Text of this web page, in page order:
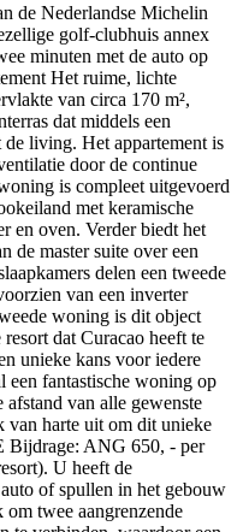
de Nederlandse Michelin
golf-clubhuis annex
minuten met de auto op
Het ruime, lichte
van circa 170 m²,
dat middels een
living. Het appartement is
door de continue
is compleet uitgevoerd
met keramische
en oven. Verder biedt het
de master suite over een
delen een tweede
van een inverter
woning is dit object
dat Curacao heeft te
unieke kans voor iedere
een fantastische woning op
van alle gewenste
van harte uit om dit unieke
Bijdrage: ANG 650, - per
U heeft de
of spullen in het gebouw
twee aangrenzende